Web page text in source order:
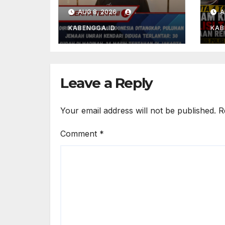
Indonesia
Ditangkap,
Puluhan Jemaah
Umrah Kendari
Madinah, 34
Masih Tertahan di
Jakarta
AUG 8, 2026
KABENGGA.ID
Leave a Reply
Your email address will not be published.
Comment *